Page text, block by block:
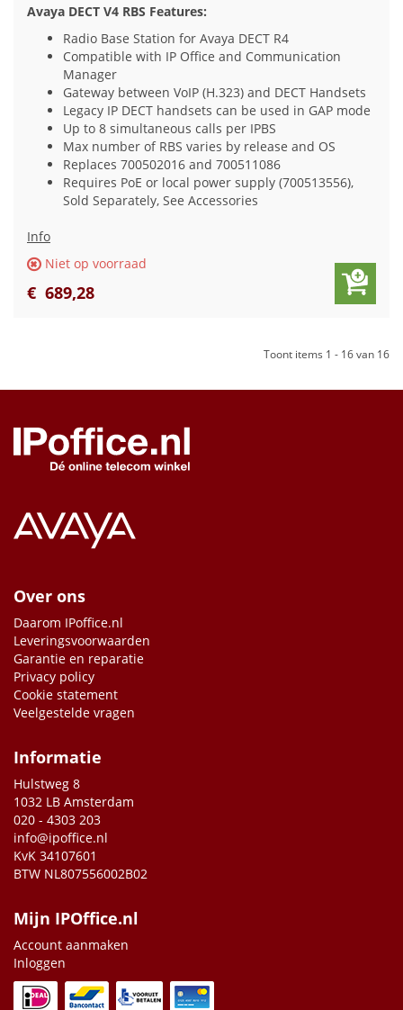
Avaya DECT V4 RBS Features:
Radio Base Station for Avaya DECT R4
Compatible with IP Office and Communication
Manager
Gateway between VoIP (H.323) and DECT Handsets
Legacy IP DECT handsets can be used in GAP mode
Up to 8 simultaneous calls per IPBS
Max number of RBS varies by release and OS
Replaces 700502016 and 700511086
Requires PoE or local power supply (700513556),
Sold Separately, See Accessories
Info
Niet op voorraad
€ 689,28
Toont items 1 - 16van 16
Over ons
Daarom IPoffice.nl
Leveringsvoorwaarden
Garantie en reparatie
Privacy policy
Cookie statement
Veelgestelde vragen
Informatie
Hulstweg 8
1032 LB Amsterdam
020 - 4303 203
info@ipoffice.nl
KvK 34107601
BTW NL807556002B02
Mijn IPOffice.nl
Account aanmaken
Inloggen